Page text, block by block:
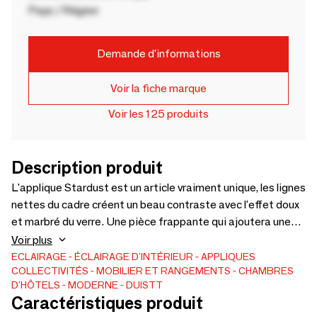
Pays / Région
Demande d'informations
Voir la fiche marque
Voir les 125 produits
Description produit
L'applique Stardust est un article vraiment unique, les lignes
nettes du cadre créent un beau contraste avec l'effet doux
et marbré du verre. Une pièce frappante qui ajoutera une
touche supplémentaire de luxe à n'importe quel intérieur.
Montré en verre recyclé et laiton brossé. Tailles et
matériaux personnalisés disponibles. Fabriqué à la main au
Portugal. Délai de production - 8-10 semaines.
Voir plus
ECLAIRAGE ÉCLAIRAGE D'INTÉRIEUR
APPLIQUES
COLLECTIVITÉS
MOBILIER ET RANGEMENTS
CHAMBRES
D'HÔTELS
MODERNE DUISTT
Caractéristiques produit